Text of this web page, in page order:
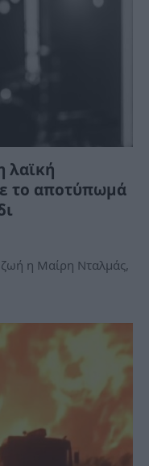
λαϊκή
το αποτύπωμά
ζωή η Μαίρη Νταλμάς,